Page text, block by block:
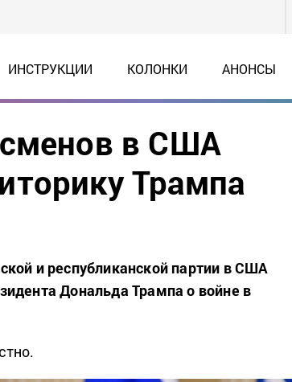
ИНСТРУКЦИИ КОЛОНКИ АНОНСЫ
в США
Трампа
и республиканской партии в США
Дональда Трампа о войне в